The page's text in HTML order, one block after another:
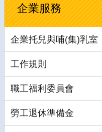
企業服務
企業托兒與哺(集)乳室
工作規則
職工福利委員會
勞工退休準備金